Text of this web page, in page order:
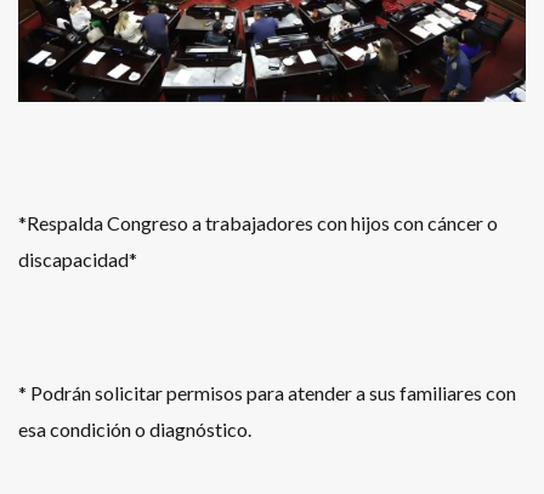
*Respalda Congreso a trabajadores con hijos con cáncer o
discapacidad*
* Podrán solicitar permisos para atender a sus familiares con
esa condición o diagnóstico.